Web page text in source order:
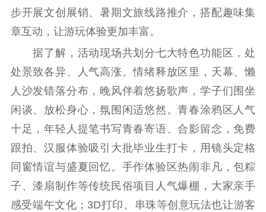
数据资源
公共服务
新时代公民素养
提升资源库
新闻出版
政务服务
作品著作权
登记服务
科研创新
服务管理平台
智库服务
管理平台
文艺创作
服务管理
文化产业
统计分析
数字出版
审读服务
新闻发布工作备
案管理系统
电影
理论宣讲
政工继续教育学
责任编辑注册
业务申报系统
步开展文创展销、暑期文旅线路推介，搭配趣味集
章互动，让游玩体验更加丰富。
据了解，活动现场共划分七大特色功能区，处
处景致各异、人气高涨。情绪释放区里，天幕、懒
人沙发错落分布，晚风伴着悠扬歌声，学子们围坐
闲谈、放松身心，氛围闲适悠然。青春涂鸦区人气
十足，年轻人提笔书写青春寄语、合影留念，免费
跟拍、汉服体验吸引大批毕业生打卡，用镜头定格
同窗情谊与盛夏回忆。手作体验区热闹非凡，包粽
子、漆扇制作等传统民俗项目人气爆棚，大家亲手
感受端午文化；3D打印、串珠等创意玩法也让游客